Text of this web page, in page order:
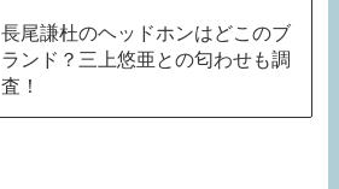
長尾謙杜のヘッドホンはどこのブ
ランド？三上悠亜との匂わせも調
査！